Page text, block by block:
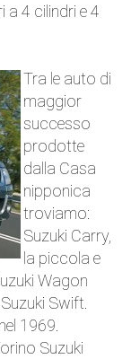
a 4 cilindri e 4
Tra le auto di
maggior
successo
prodotte
dalla Casa
nipponica
troviamo:
Suzuki Carry,
la piccola e
Wagon
Swift.
1969.
Suzuki